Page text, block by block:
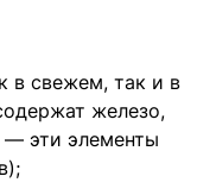
в свежем, так и в
железо,
— эти элементы